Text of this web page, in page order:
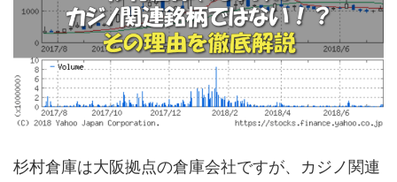
杉村倉庫は大阪拠点の倉庫会社ですが、カジノ関連